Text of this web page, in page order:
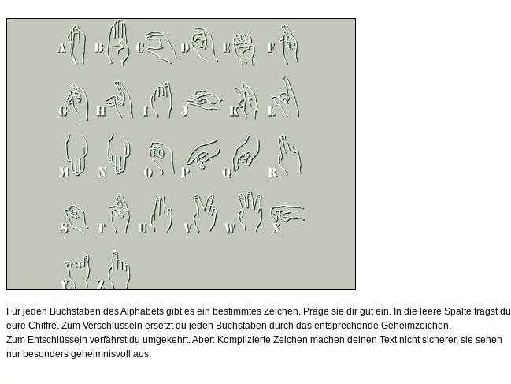
Für jeden Buchstaben des Alphabets gibt es ein bestimmtes Zeichen. Präge sie dir gut ein. In die leere Spalte trägst du
eure Chiffre. Zum Verschlüsseln ersetzt du jeden Buchstaben durch das entsprechende Geheimzeichen.
Zum Entschlüsseln verfährst du umgekehrt. Aber: Komplizierte Zeichen machen deinen Text nicht sicherer, sie sehen
nur besonders geheimnisvoll aus.